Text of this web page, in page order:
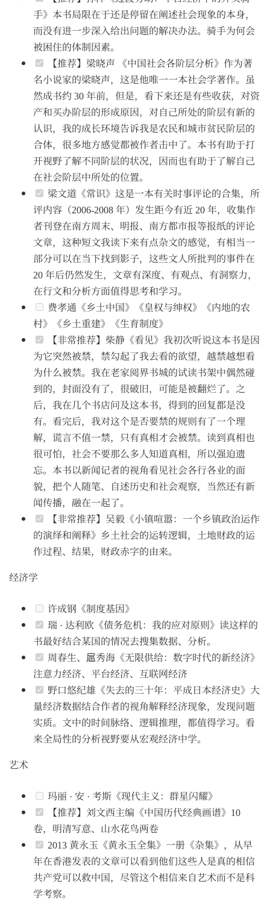
手》本书局限在于还是停留在阐述社会现象的本身，
而没有进一步深入给出问题的解决办法。骑手为何会
被困住的体制因素。
【推荐】梁晓声 《中国社会各阶层分析》作为著
名小说家的梁晓声，这是他唯一一本社会学著作。虽
然成书约 30 年前，但是，看下来还是有些收获，对资
产和买办阶层的形成原因，对自己所处的阶层有新的
认识，我的成长环境告诉我是农民和城市贫民阶层的
合体，很多地方感觉都被作者击中了。本书有助于打
开视野了解不同阶层的状况，因而也有助于了解自己
在社会阶层中所处的位置。
梁文道《常识》这是一本有关时事评论的合集，所
评内容（2006-2008 年）发生距今有近 20 年，收集作
者刊登在南方周末、明报、南方都市报等报纸的评论
文章，这种短文我读下来有点杂文的感觉，有相当一
部分可以在当下找到影子，这些文人所批判的事件在
20 年后仍然发生，文章有深度、有观点、有洞察力，
在行文和分析方面值得思考和学习。
费孝通《乡土中国》《皇权与绅权》《内地的农
村》《乡土重建》《生育制度》
【非常推荐】柴静《看见》我初次听说这本书是因
为它突然被禁，禁勾起了我去看的欲望，越禁越想看
为什么被禁。我在老家阅界书城的试读书架中偶然碰
到的，封面没有了，很破旧，可能是被翻烂了。之
后，我在几个书店问及这本书，得到的回复都是没
有。看完后，我对这个是否要禁的规则有了一个理
解，谎言不值一禁，只有真相才会被禁。读到真相也
很可怕，社会不要那么多人知道真相，所以强迫遗
忘。本书以新闻记者的视角看见社会各行各业的面
貌，把个人随笔、自述历史和社会观察，当然还有新
闻传播，融在一起了。
【非常推荐】吴毅《小镇喧嚣：一个乡镇政治运作
的演绎和阐释》乡土社会的运转逻辑，土地财政的运
作过程、结果，财政赤字的由来。
经济学
许成钢《制度基因》
瑞 · 达利欧《债务危机：我的应对原则》读这样的
书最好结合某国的情况去搜集数据、分析。
周春生、扈秀海《无限供给：数字时代的新经济》
注意力经济、平台经济、互联网经济
野口悠纪雄《失去的三十年：平成日本经济史》大
量经济数据结合作者的视角解释经济现象，发现问题
实质。文中的时间脉络、逻辑推理，都值得学习。看
来全局性的分析视野要从宏观经济中学。
艺术
玛丽 · 安 · 考斯《现代主义：群星闪耀》
【推荐】刘文西主编《中国历代经典画谱》10
卷，明清写意、山水花鸟两卷
2013 黄永玉《黄永玉全集》一册《杂集》，从早
年在香港发表的文章可以看到他们这些人是真的相信
共产党可以救中国，尽管这个相信来自艺术而不是科
学考察。